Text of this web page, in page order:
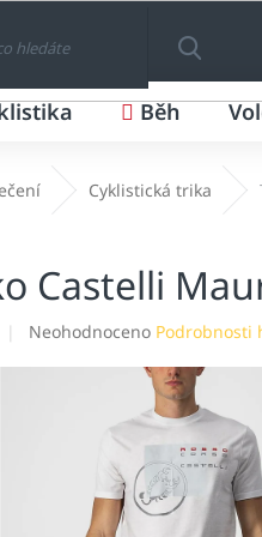
HLEDAT
Běh
Cyklistická trika
Castelli
Průměrné
Neohodnoceno Podrobnosti